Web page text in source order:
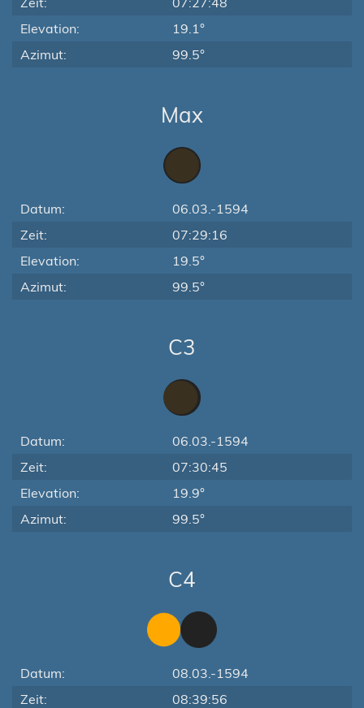
Elevation:
19.1°
Azimut:
99.5°
Max
Datum:
06.03.-1594
Zeit:
07:29:16
Elevation:
19.5°
Azimut:
99.5°
C3
Datum:
06.03.-1594
Zeit:
07:30:45
Elevation:
19.9°
Azimut:
99.5°
C4
Datum:
08.03.-1594
Zeit:
08:39:56